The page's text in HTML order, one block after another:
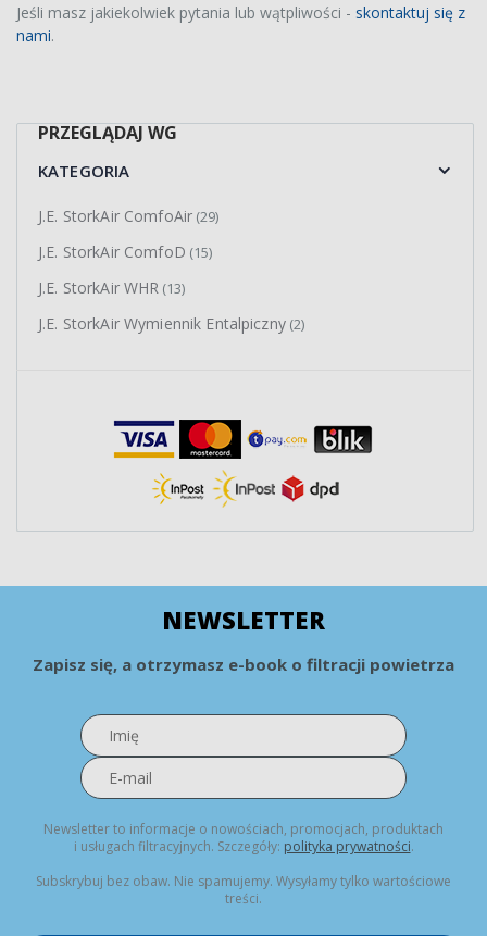
Jeśli masz jakiekolwiek pytania lub wątpliwości - skontaktuj się z
nami.
PRZEGLĄDAJ WG
KATEGORIA
J.E. StorkAir ComfoAir (29)
J.E. StorkAir ComfoD (15)
J.E. StorkAir WHR (13)
J.E. StorkAir Wymiennik Entalpiczny(2)
NEWSLETTER
Zapisz się, a otrzymasz e-book o filtracji powietrza
Newsletter to informacje o nowościach, promocjach, produktach
i usługach filtracyjnych. Szczegóły: polityka prywatności.
Subskrybuj bez obaw. Nie spamujemy. Wysyłamy tylko wartościowe
treści.